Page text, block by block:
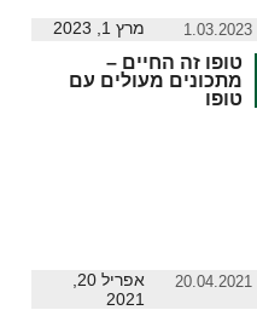
1.03.2023 מרץ 1, 2023
טופו זה החיים –
מתכונים מעולים עם
טופו
20.04.2021
2021